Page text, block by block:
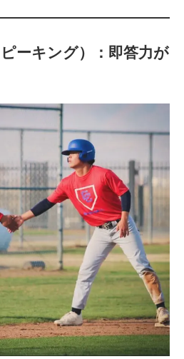
ーキング）：即答力が